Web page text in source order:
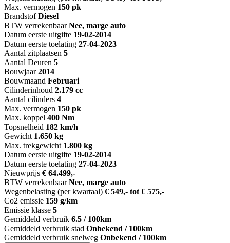
Max. vermogen 150 pk
Brandstof Diesel
BTW verrekenbaar Nee, marge auto
Datum eerste uitgifte 19-02-2014
Datum eerste toelating 27-04-2023
Aantal zitplaatsen 5
Aantal Deuren 5
Bouwjaar 2014
Bouwmaand Februari
Cilinderinhoud 2.179 cc
Aantal cilinders 4
Max. vermogen 150 pk
Max. koppel 400 Nm
Topsnelheid 182 km/h
Gewicht 1.650 kg
Max. trekgewicht 1.800 kg
Datum eerste uitgifte 19-02-2014
Datum eerste toelating 27-04-2023
Nieuwprijs € 64.499,-
BTW verrekenbaar Nee, marge auto
Wegenbelasting (per kwartaal) € 549,- tot € 575,-
Co2 emissie 159 g/km
Emissie klasse 5
Gemiddeld verbruik 6.5 / 100km
Gemiddeld verbruik stad Onbekend / 100km
Gemiddeld verbruik snelweg Onbekend / 100km